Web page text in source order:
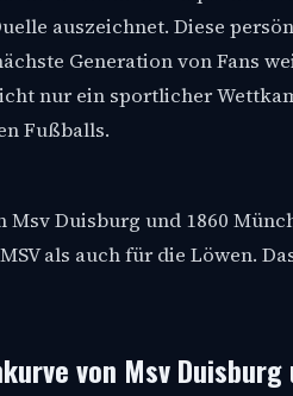
auszeichnet. Diese
Generation von Fans
nur ein sportlicher
Fußballs.
Msv Duisburg und 1860
als auch für die Löwen.
von Msv Duisburg